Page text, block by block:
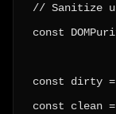
// Sanitize
const
const dirty =
const clean